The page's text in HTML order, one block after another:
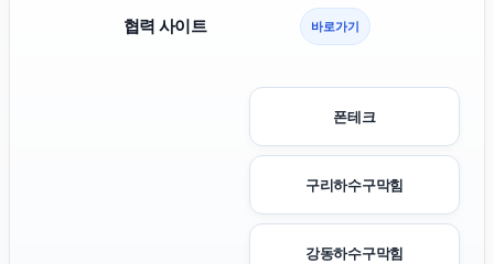
협력 사이트 바로가기
폰테크
구리하수구막힘
강동하수구막힘